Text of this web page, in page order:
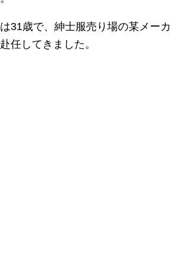
31歳で、紳士服売り場の某メーカ
任してきました。